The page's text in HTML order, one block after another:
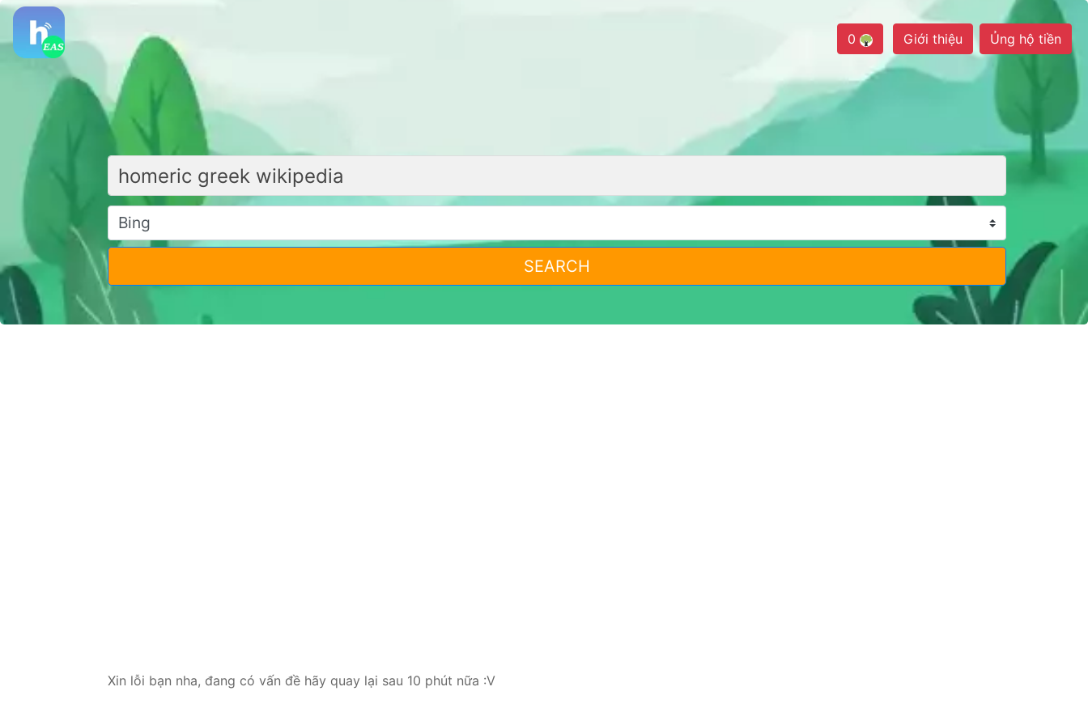
0 Giới thiệu Ủng hộ tiền
SEARCH
Xin lỗi bạn nha, đang có vấn đề hãy quay lại sau 10 phút nữa :V